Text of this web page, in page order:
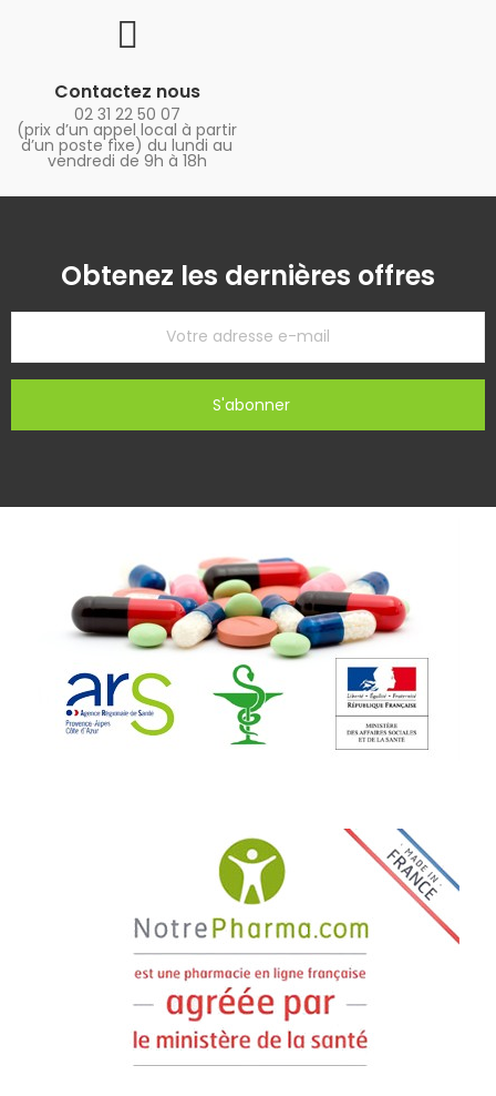
Contactez nous
02 31 22 50 07
(prix d’un appel local à partir
d’un poste fixe) du lundi au
vendredi de 9h à 18h
Obtenez les dernières offres
S'abonner